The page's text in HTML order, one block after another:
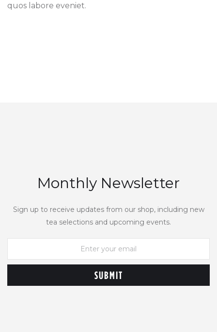
quos labore eveniet.
Monthly Newsletter
Sign up to receive updates from our shop, including new
tea selections and upcoming events.